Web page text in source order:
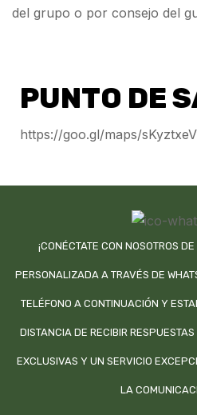
del grupo o por consejo del
PUNTO DE
https://goo.gl/maps/
¡CONÉCTATE CON NOSOTROS
PERSONALIZADA A TRAVÉS DE
TELÉFONO A CONTINUACIÓN Y
DISTANCIA DE RECIBIR
EXCLUSIVAS Y UN SERVICIO
LA